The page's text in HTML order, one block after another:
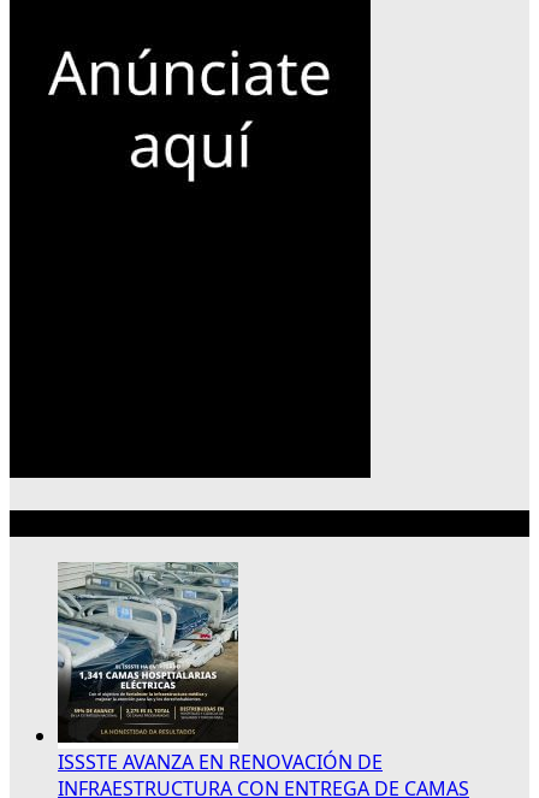
ISSSTE AVANZA EN RENOVACIÓN DE
INFRAESTRUCTURA CON ENTREGA DE CAMAS